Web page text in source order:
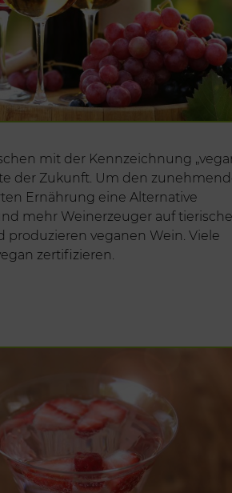
mit der Kennzeichnung
der Zukunft. Um den
Ernährung eine Alternative
mehr Weinerzeuger auf tierische
produzieren veganen Wein. Viele
zertifizieren.